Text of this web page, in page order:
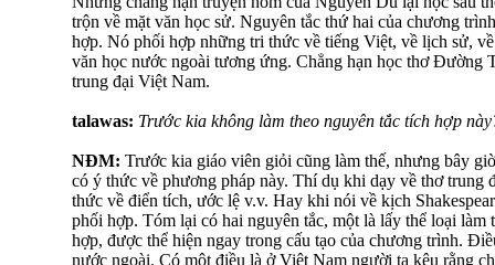
trộn về mặt văn học sử. Nguyên tắc thứ hai của chương
hợp. Nó phối hợp những tri thức về tiếng Việt, về lịch sử,
văn học nước ngoài tương ứng. Chẳng hạn học thơ Đường
trung đại Việt Nam.
talawas: Trước kia không làm theo nguyên tắc tích hợp
NĐM: Trước kia giáo viên giỏi cũng làm thế, nhưng bây
có ý thức về phương pháp này. Thí dụ khi dạy về thơ trung
thức về điển tích, ước lệ v.v. Hay khi nói về kịch
phối hợp. Tóm lại có hai nguyên tắc, một là lấy thể loại làm
hợp, được thể hiện ngay trong cấu tạo của chương trình.
nước ngoài. Có một điều là ở Việt Nam người ta kêu rằng